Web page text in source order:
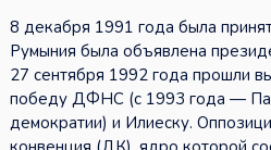
8 декабря 1991 года была
Румыния была объявлена
27 сентября 1992 года прошли
победу ДФНС (с 1993 года —
демократии) и Илиеску.